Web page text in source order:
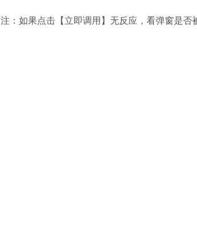
注：如果点击【立即调用】无反应，看弹窗是否